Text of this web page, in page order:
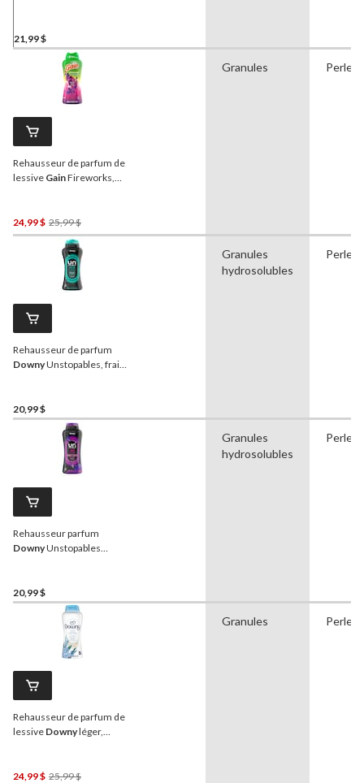
21,99 $
Rehausseur de parfum de
lessive GainFireworks,
24,99 $ 25,99 $Prix
Était
25,99 $
Granules Perles
Rehausseur de parfum
DownyUnstopables, frais,
20,99 $
Granules
hydrosolubles
Perles
Rehausseur parfum
DownyUnstopables
20,99 $
Granules
hydrosolubles
Perles
Rehausseur de parfum de
lessive Downyléger,
24,99 $ 25,99 $Prix
Granules Perles